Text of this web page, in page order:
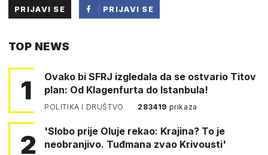
PRIJAVI SE
PRIJAVI SE
TOP NEWS
1
Ovako bi SFRJ izgledala da se ostvario Titov
plan: Od Klagenfurta do Istanbula!
POLITIKA I DRUŠTVO 283419 prikaza
2
'Slobo prije Oluje rekao: Krajina? To je
neobranjivo. Tuđmana zvao Krivousti'